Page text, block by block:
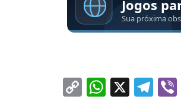
C
W X
T